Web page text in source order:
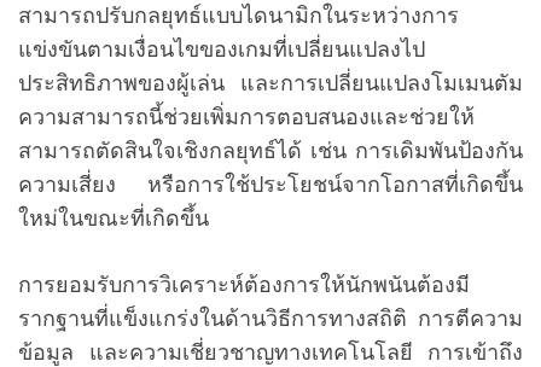
สามารถปรับกลยุทธ์แบบไดนามิกในระหว่างการ
แข่งขันตามเงื่อนไขของเกมที่เปลี่ยนแปลงไป
ประสิทธิภาพของผู้เล่น และการเปลี่ยนแปลงโมเมนตัม
ความสามารถนี้ช่วยเพิ่มการตอบสนองและช่วยให้
สามารถตัดสินใจเชิงกลยุทธ์ได้ เช่น การเดิมพันป้องกัน
ความเสี่ยง หรือการใช้ประโยชน์จากโอกาสที่เกิดขึ้น
ใหม่ในขณะที่เกิดขึ้น
การยอมรับการวิเคราะห์ต้องการให้นักพนันต้องมี
รากฐานที่แข็งแกร่งในด้านวิธีการทางสถิติ การตีความ
ข้อมูล และความเชี่ยวชาญทางเทคโนโลยี การเข้าถึง